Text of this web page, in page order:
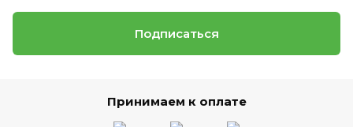
Подписаться
Принимаем к оплате